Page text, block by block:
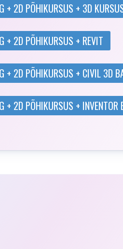
+ 2D PÕHIKURSUS + 3D
+ 2D PÕHIKURSUS + REVIT
+ 2D PÕHIKURSUS + CIVIL 3D
+ 2D PÕHIKURSUS + INVENTOR